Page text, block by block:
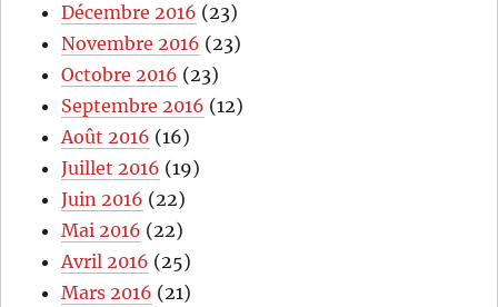
Décembre 2016 (23)
Novembre 2016 (23)
Octobre 2016 (23)
Septembre 2016 (12)
Août 2016 (16)
Juillet 2016 (19)
Juin 2016 (22)
Mai 2016 (22)
Avril 2016 (25)
Mars 2016 (21)